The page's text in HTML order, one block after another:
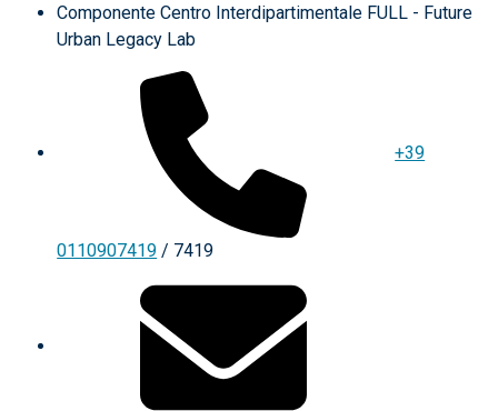
Componente Centro Interdipartimentale FULL - Future
Urban Legacy Lab
+39
0110907419 / 7419